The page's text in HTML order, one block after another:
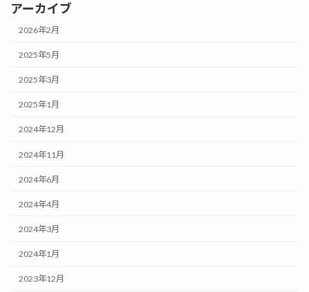
アーカイブ
2026年2月
2025年5月
2025年3月
2025年1月
2024年12月
2024年11月
2024年6月
2024年4月
2024年3月
2024年1月
2023年12月